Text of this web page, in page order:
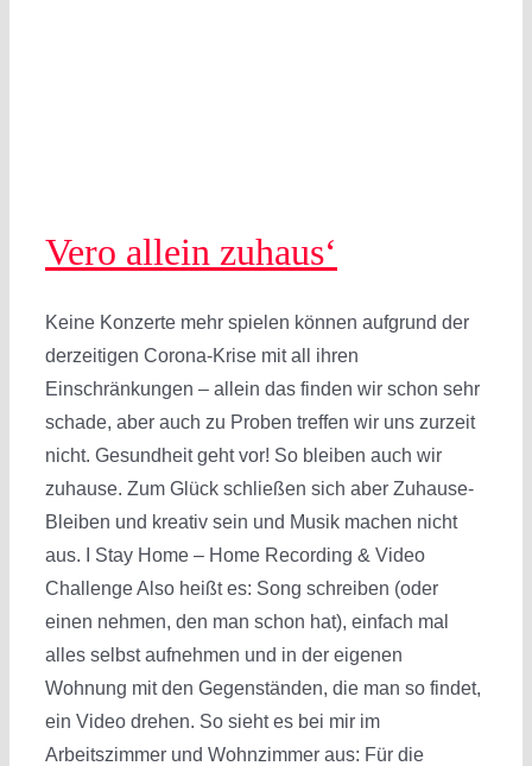
Vero allein zuhaus‘
Keine Konzerte mehr spielen können aufgrund der
derzeitigen Corona-Krise mit all ihren
Einschränkungen – allein das finden wir schon sehr
schade, aber auch zu Proben treffen wir uns zurzeit
nicht. Gesundheit geht vor! So bleiben auch wir
zuhause. Zum Glück schließen sich aber Zuhause-
Bleiben und kreativ sein und Musik machen nicht
aus. I Stay Home – Home Recording & Video
Challenge Also heißt es: Song schreiben (oder
einen nehmen, den man schon hat), einfach mal
alles selbst aufnehmen und in der eigenen
Wohnung mit den Gegenständen, die man so findet,
ein Video drehen. So sieht es bei mir im
Arbeitszimmer und Wohnzimmer aus: Für die